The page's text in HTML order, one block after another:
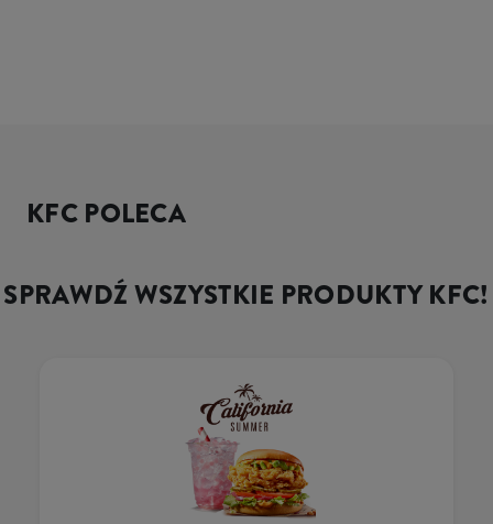
KFC POLECA
SPRAWDŹ WSZYSTKIE PRODUKTY KFC!